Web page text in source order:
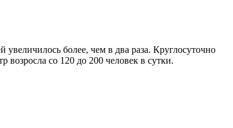
увеличилось более, чем в два раза. Круглосуточно
со 120 до 200 человек в сутки.